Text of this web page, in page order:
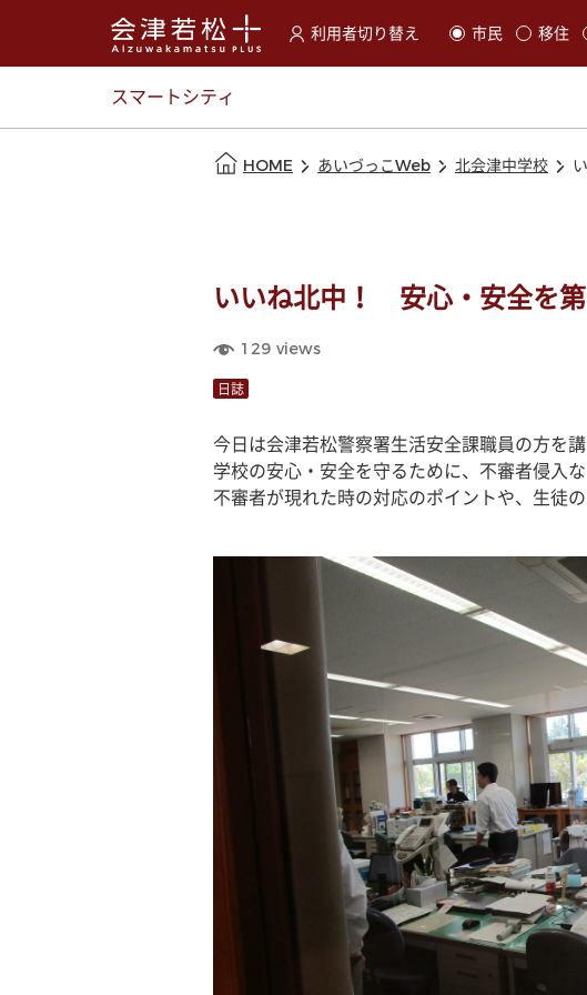
利用者切り替え
選択すると利用者の切替が発生します
市民 移住
スマートシティ
HOME あいづっこWeb 北会津中学校
いいね北中！ 安心・安全を第
129 views
日誌
今日は会津若松警察署生活安全課職員の方を
学校の安心・安全を守るために、不審者侵入
不審者が現れた時の対応のポイントや、生徒